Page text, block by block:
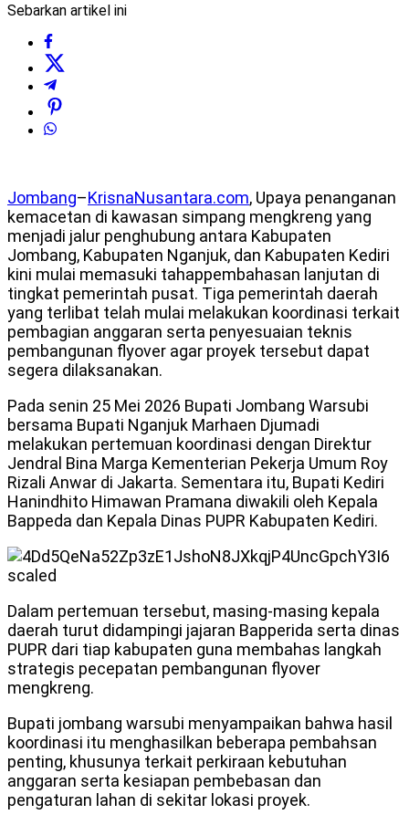
Sebarkan artikel ini
Jombang–KrisnaNusantara.com, Upaya penanganan
kemacetan di kawasan simpang mengkreng yang
menjadi jalur penghubung antara Kabupaten
Jombang, Kabupaten Nganjuk, dan Kabupaten Kediri
kini mulai memasuki tahappembahasan lanjutan di
tingkat pemerintah pusat. Tiga pemerintah daerah
yang terlibat telah mulai melakukan koordinasi terkait
pembagian anggaran serta penyesuaian teknis
pembangunan flyover agar proyek tersebut dapat
segera dilaksanakan.
Pada senin 25 Mei 2026 Bupati Jombang Warsubi
bersama Bupati Nganjuk Marhaen Djumadi
melakukan pertemuan koordinasi dengan Direktur
Jendral Bina Marga Kementerian Pekerja Umum Roy
Rizali Anwar di Jakarta. Sementara itu, Bupati Kediri
Hanindhito Himawan Pramana diwakili oleh Kepala
Bappeda dan Kepala Dinas PUPR Kabupaten Kediri.
Dalam pertemuan tersebut, masing-masing kepala
daerah turut didampingi jajaran Bapperida serta dinas
PUPR dari tiap kabupaten guna membahas langkah
strategis pecepatan pembangunan flyover
mengkreng.
Bupati jombang warsubi menyampaikan bahwa hasil
koordinasi itu menghasilkan beberapa pembahsan
penting, khusunya terkait perkiraan kebutuhan
anggaran serta kesiapan pembebasan dan
pengaturan lahan di sekitar lokasi proyek.